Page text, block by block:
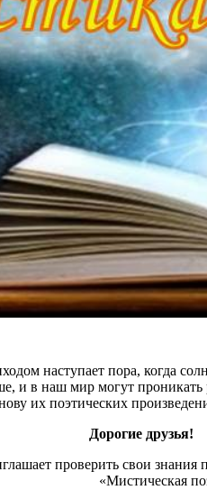
наступает пора, когда
в наш мир могут
их поэтических
Дорогие друзья!
проверить свои
«Мистическая